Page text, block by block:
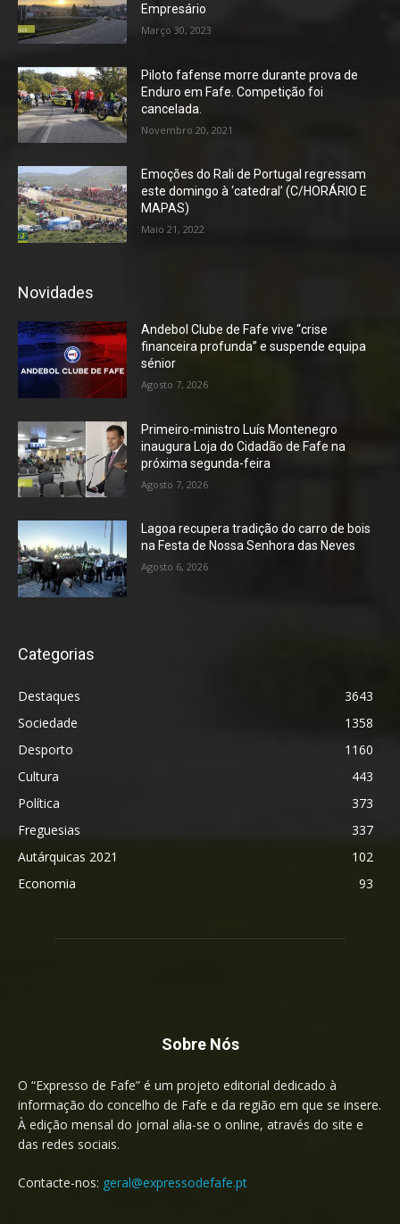
Empresário
Março 30, 2023
Piloto fafense morre durante prova de
Enduro em Fafe. Competição foi
cancelada.
Novembro 20, 2021
Emoções do Rali de Portugal regressam
este domingo à ‘catedral’ (C/HORÁRIO E
MAPAS)
Maio 21, 2022
Novidades
Andebol Clube de Fafe vive “crise
financeira profunda” e suspende equipa
sénior
Agosto 7, 2026
Primeiro-ministro Luís Montenegro
inaugura Loja do Cidadão de Fafe na
próxima segunda-feira
Agosto 7, 2026
Lagoa recupera tradição do carro de bois
na Festa de Nossa Senhora das Neves
Agosto 6, 2026
Categorias
Destaques
3643
Sociedade
1358
Desporto
1160
Cultura
443
Política
373
Freguesias
337
Autárquicas 2021
102
Economia
93
Sobre Nós
O “Expresso de Fafe” é um projeto editorial dedicado à
informação do concelho de Fafe e da região em que se insere.
À edição mensal do jornal alia-se o online, através do site e
das redes sociais.
Contacte-nos: geral@expressodefafe.pt